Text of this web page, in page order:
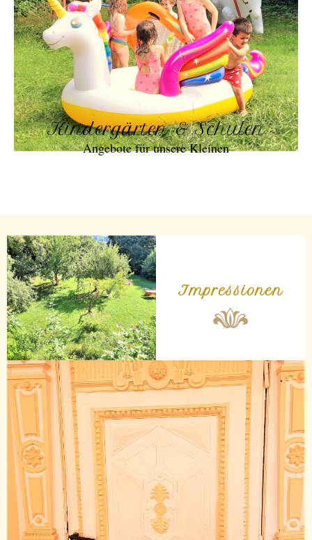
Kindergärten & Schulen
Angebote für unsere Kleinen
Impressionen